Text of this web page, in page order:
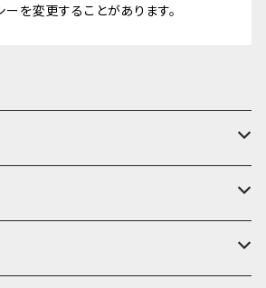
ーを変更することがあります。